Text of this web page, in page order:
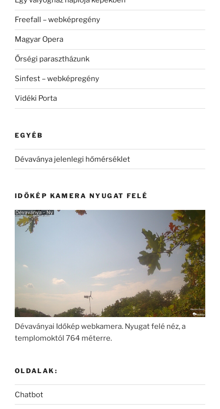
Freefall – webképregény
Magyar Opera
Őrségi parasztházunk
Sinfest – webképregény
Vidéki Porta
EGYÉB
Dévaványa jelenlegi hőmérséklet
IDŐKÉP KAMERA NYUGAT FELÉ
Dévaványai Időkép webkamera. Nyugat felé néz, a
templomoktól 764 méterre.
OLDALAK:
Chatbot